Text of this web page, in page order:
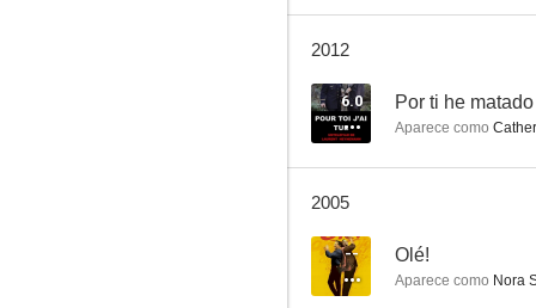
2012
6.0 Por ti he matado
Aparece como
2005
-- Olé!
Aparece como Nora